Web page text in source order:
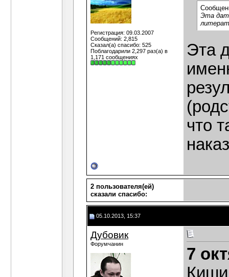
Регистрация: 09.03.2007
Сообщений: 2,815
Сказал(а) спасибо: 525
Поблагодарили 2,297 раз(а) в
1,171 сообщениях
Эта
Эта
что
2 пользователя(ей)
сказали cпасибо:
05.10.2013, 15:37
Дубовик
Форумчанин
7